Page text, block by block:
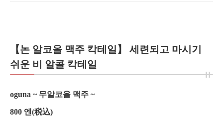
【논 알코올 맥주 칵테일】 세련되고 마시기
쉬운 비 알콜 칵테일
oguna ~ 무알코올 맥주 ~
800 엔 (税込)